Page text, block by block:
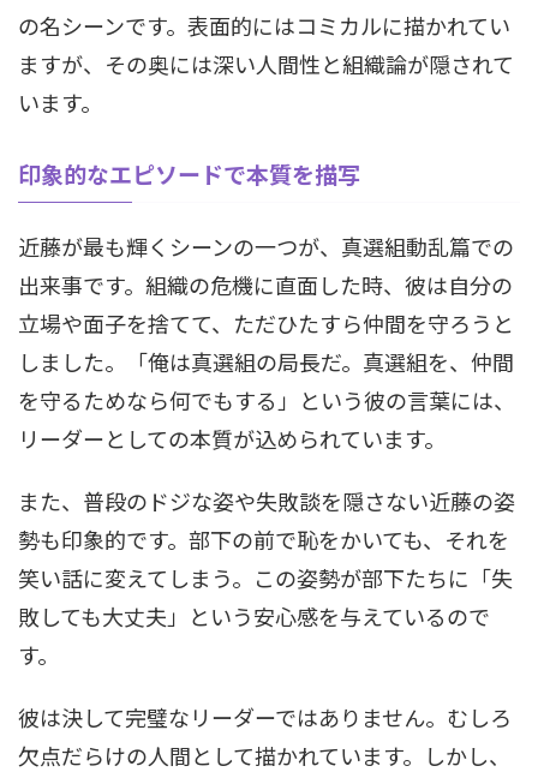
の名シーンです。表面的にはコミカルに描かれてい
ますが、その奥には深い人間性と組織論が隠されて
います。
印象的なエピソードで本質を描写
近藤が最も輝くシーンの一つが、真選組動乱篇での
出来事です。組織の危機に直面した時、彼は自分の
立場や面子を捨てて、ただひたすら仲間を守ろうと
しました。「俺は真選組の局長だ。真選組を、仲間
を守るためなら何でもする」という彼の言葉には、
リーダーとしての本質が込められています。
また、普段のドジな姿や失敗談を隠さない近藤の姿
勢も印象的です。部下の前で恥をかいても、それを
笑い話に変えてしまう。この姿勢が部下たちに「失
敗しても大丈夫」という安心感を与えているので
す。
彼は決して完璧なリーダーではありません。むしろ
欠点だらけの人間として描かれています。しかし、